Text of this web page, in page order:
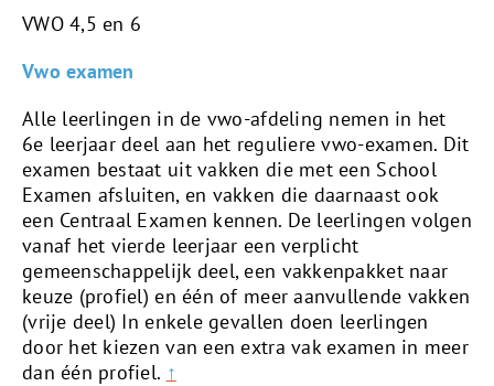
VWO 4,5 en 6
Vwo examen
Alle leerlingen in de vwo-afdeling nemen in het
6e leerjaar deel aan het reguliere vwo-examen. Dit
examen bestaat uit vakken die met een School
Examen afsluiten, en vakken die daarnaast ook
een Centraal Examen kennen. De leerlingen volgen
vanaf het vierde leerjaar een verplicht
gemeenschappelijk deel, een vakkenpakket naar
keuze (profiel) en één of meer aanvullende vakken
(vrije deel) In enkele gevallen doen leerlingen
door het kiezen van een extra vak examen in meer
dan één profiel. ↑